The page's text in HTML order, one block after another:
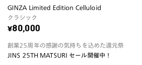
GINZA Limited Edition Celluloid
クラシック
¥80,000
創業25周年の感謝の気持ちを込めた還元祭
JINS 25TH MATSURI セール開催中！